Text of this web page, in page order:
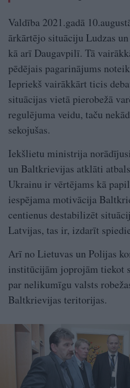
Valdība 2021.gadā
ārkārtējo situāciju Ludzas
kā arī Daugavpilī. Tā
pēdējais pagarinājums
Iepriekš vairākkārt ticis
situācijas vietā pierobežā
regulējuma veidu, taču
sekojušas.
Iekšlietu ministrija
un Baltkrievijas atklāti
Ukrainu ir vērtējams kā
iespējama motivācija
centienus destabilizēt
Latvijas, tas ir, izdarīt
Arī no Lietuvas un Polijas
institūcijām joprojām tiekot
par nelikumīgu valsts
Baltkrievijas teritorijas.